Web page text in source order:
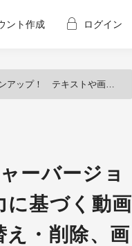
ント作成 ログイン
な追加・入れ替え・削除、画像編集、スタイル変更機能
ーバージョ
基づく動画
・削除、画